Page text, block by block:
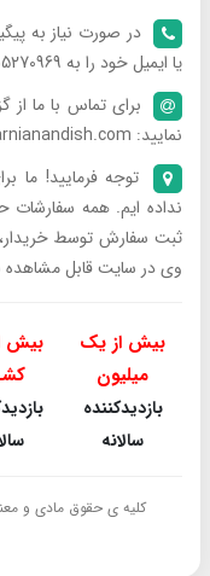
یا ایمیل خود را به 09205270969 پیامک کنید.
برای تماس با ما از
نمایید: info@parnianandish.com
توجه فرمایید! ما
ثبت سفارش توسط
وی در سایت قابل مشاهده
بیش از یک
میلیون
بازدیدکننده
سالانه
کلیه ی حقوق مادی و معنوی از 1392 به نشر پرنیان